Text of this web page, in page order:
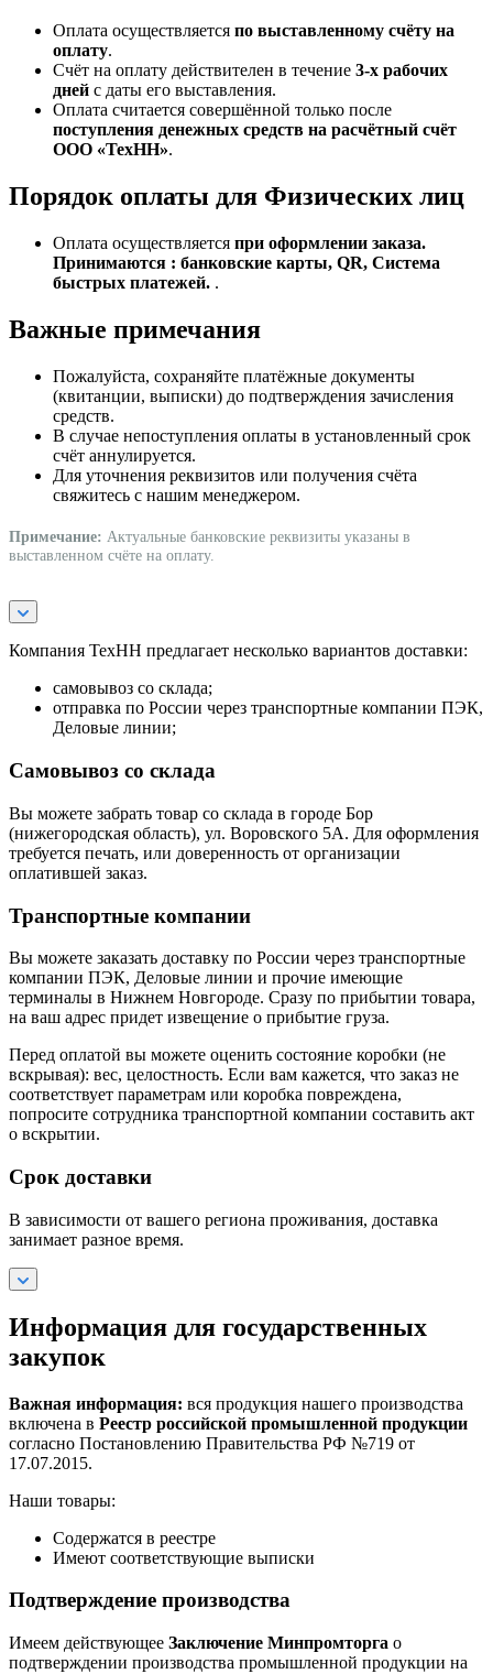
Оплата осуществляется по выставленному счёту на
оплату.
Счёт на оплату действителен в течение 3‑х рабочих
дней с даты его выставления.
Оплата считается совершённой только после
поступления денежных средств на расчётный счёт
ООО «ТехНН».
Порядок оплаты для Физических лиц
Оплата осуществляется при оформлении заказа.
Принимаются : банковские карты, QR, Система
быстрых платежей. .
Важные примечания
Пожалуйста, сохраняйте платёжные документы
(квитанции, выписки) до подтверждения зачисления
средств.
В случае непоступления оплаты в установленный срок
счёт аннулируется.
Для уточнения реквизитов или получения счёта
свяжитесь с нашим менеджером.
Примечание: Актуальные банковские реквизиты указаны в
выставленном счёте на оплату.
Компания ТехНН предлагает несколько вариантов доставки:
самовывоз со склада;
отправка по России через транспортные компании ПЭК,
Деловые линии;
Самовывоз со склада
Вы можете забрать товар со склада в городе Бор
(нижегородская область), ул. Воровского 5А. Для оформления
требуется печать, или доверенность от организации
оплатившей заказ.
Транспортные компании
Вы можете заказать доставку по России через транспортные
компании ПЭК, Деловые линии и прочие имеющие
терминалы в Нижнем Новгороде. Сразу по прибытии товара,
на ваш адрес придет извещение о прибытие груза.
Перед оплатой вы можете оценить состояние коробки (не
вскрывая): вес, целостность. Если вам кажется, что заказ не
соответствует параметрам или коробка повреждена,
попросите сотрудника транспортной компании составить акт
о вскрытии.
Срок доставки
В зависимости от вашего региона проживания, доставка
занимает разное время.
Информация для государственных
закупок
Важная информация: вся продукция нашего производства
включена в Реестр российской промышленной продукции
согласно Постановлению Правительства РФ №719 от
17.07.2015.
Наши товары:
Содержатся в реестре
Имеют соответствующие выписки
Подтверждение производства
Имеем действующее Заключение Минпромторга о
подтверждении производства промышленной продукции на